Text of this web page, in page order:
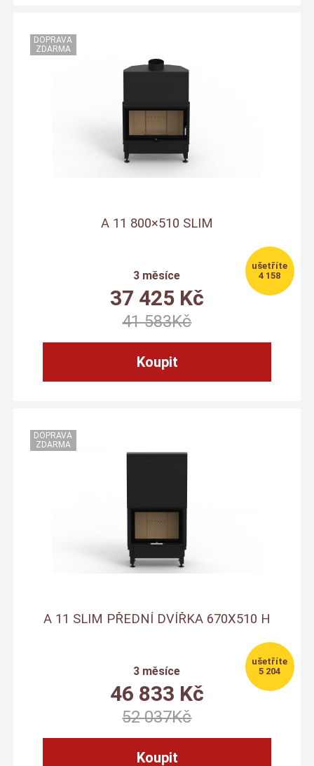
A 11 800×510 SLIM
3 měsíce
37 425 Kč
4 158
41 583Kč
A 11 SLIM PŘEDNÍ DVÍŘKA 670X510 H
3 měsíce
46 833 Kč
5 204
52 037Kč